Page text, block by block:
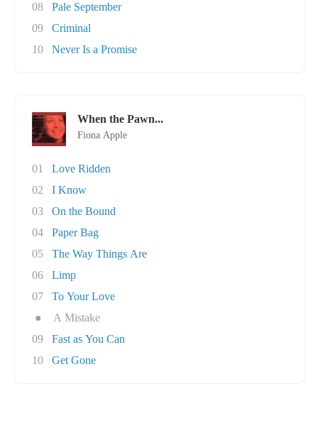
08
Pale September
09
Criminal
10
Never Is a Promise
When the Pawn...
Fiona Apple
01
Love Ridden
02
I Know
03
On the Bound
04
Paper Bag
05
The Way Things Are
06
Limp
07
To Your Love
●
A Mistake
09
Fast as You Can
10
Get Gone